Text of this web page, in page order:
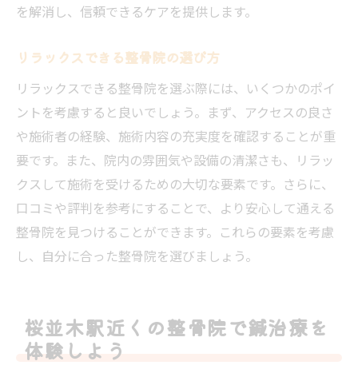
を解消し、信頼できるケアを提供します。
リラックスできる整骨院の選び方
リラックスできる整骨院を選ぶ際には、いくつかのポイ
ントを考慮すると良いでしょう。まず、アクセスの良さ
や施術者の経験、施術内容の充実度を確認することが重
要です。また、院内の雰囲気や設備の清潔さも、リラッ
クスして施術を受けるための大切な要素です。さらに、
口コミや評判を参考にすることで、より安心して通える
整骨院を見つけることができます。これらの要素を考慮
し、自分に合った整骨院を選びましょう。
桜並木駅近くの整骨院で鍼治療を
体験しよう